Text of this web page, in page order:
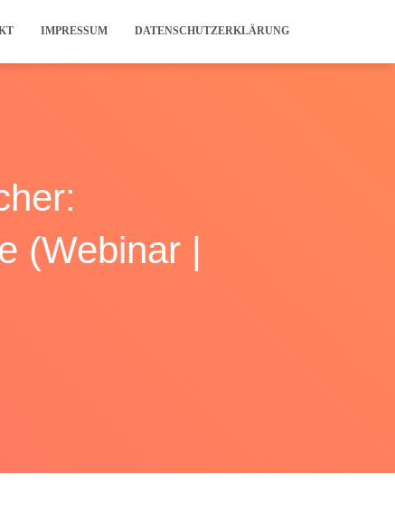
IMPRESSUM DATENSCHUTZERKLÄRUNG
(Webinar |